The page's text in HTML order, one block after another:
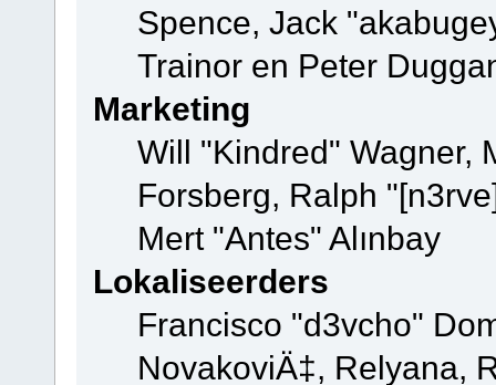
Spence, Jack
Trainor en Peter
Marketing
Will "Kindred" Wagner,
Forsberg, Ralph
Mert "Antes" Alınbay
Lokaliseerders
Francisco "d3vcho"
NovakoviÄ‡, Relyana,